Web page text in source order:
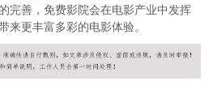
完善，免费影院会在电影产业中发挥
来更丰富多彩的电影体验。